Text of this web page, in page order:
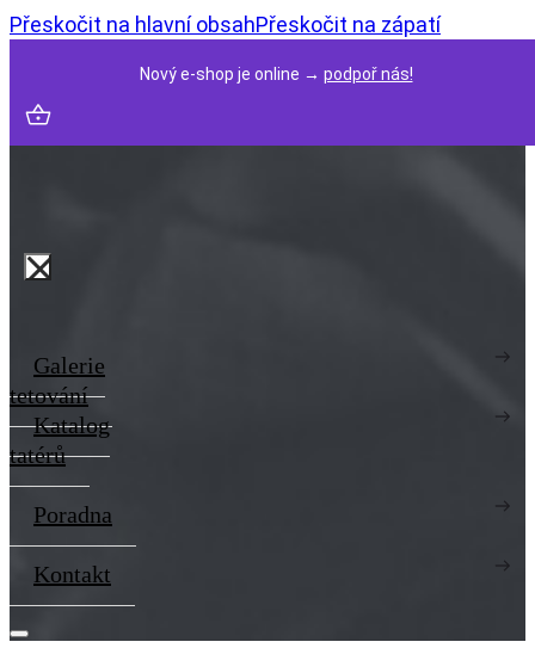
Přeskočit na hlavní obsahPřeskočit na zápatí
Nový e-shop je online → podpoř nás!
Galerie
tetování
Katalog
tatérů
Poradna
Kontakt